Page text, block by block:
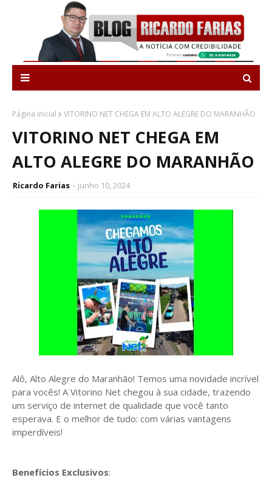
Página inicial VITORINO NET CHEGA EM ALTO ALEGRE DO MARANHÃO
VITORINO NET CHEGA EM
ALTO ALEGRE DO MARANHÃO
Ricardo Farias junho 10, 2024
Alô, Alto Alegre do Maranhão! Temos uma novidade incrível
para vocês! A Vitorino Net chegou à sua cidade, trazendo
um serviço de internet de qualidade que você tanto
esperava. E o melhor de tudo: com várias vantagens
imperdíveis!
Benefícios Exclusivos: